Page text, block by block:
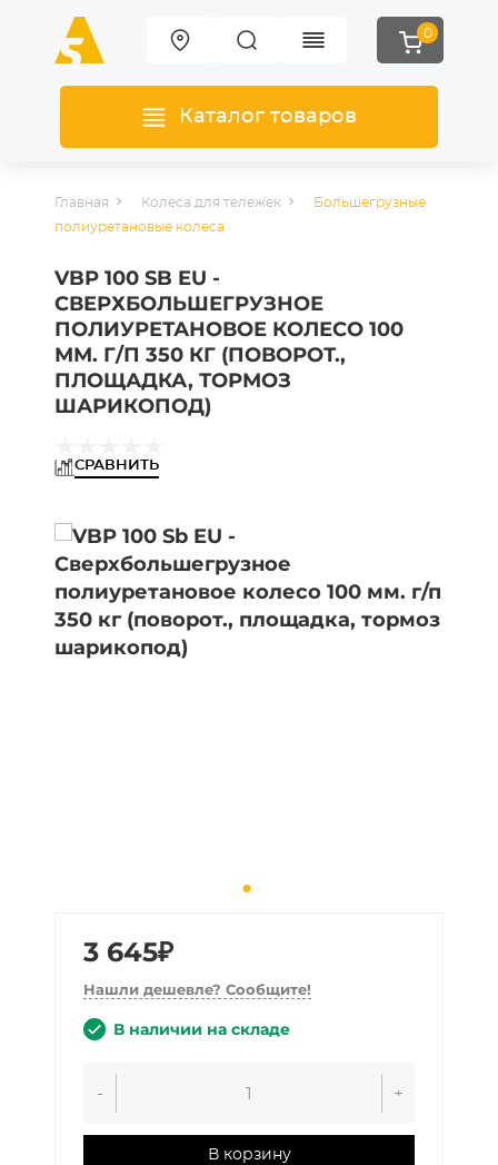
0
Каталог товаров
Главная Колеса для тележек
Большегрузные
полиуретановые колеса
VBP 100 SB EU -
СВЕРХБОЛЬШЕГРУЗНОЕ
ПОЛИУРЕТАНОВОЕ КОЛЕСО 100
ММ. Г/П 350 КГ (ПОВОРОТ.,
ПЛОЩАДКА, ТОРМОЗ
ШАРИКОПОД)
СРАВНИТЬ
3 645₽
Нашли дешевле? Сообщите!
В наличии на складе
- +
В корзину